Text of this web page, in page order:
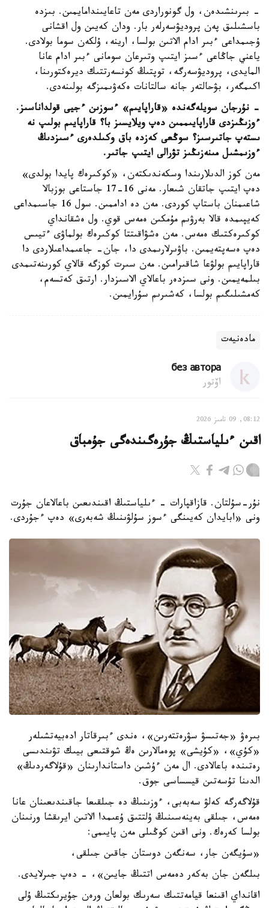
- بىرىنشىدەن، ول گونوراردى مەن تاعايىندامايمىن. بىزدە
باسشىلىق پەن پروديۋسەرلەر بار. ودان كەيىن ول اقشانى
ۇجىمداعى ءبىر ادام الاتىن بولسا، ارينە، ۇلكەن سوما بولادى.
ياعني جاڭاعى ءسىز ايتىپ وتىرعان سومانى ءبىر ادام عانا
المايدى، پروديۋسەرگە، توپتىڭ كونسەرتتىك ديرەكتورىنا،
اكىمگەر، بۋحالتەر جانە سالتانات ەكەۋىمىزگە بولىنەدى.
- نۇرجان سويلەگەندە «قاراپايىم» ءسوزىن ءجيى قولداناسىز.
ءوزىڭىزدى قاراپايىممىن دەپ ويلايسىز با؟ قاراپايىم بولىپ نە
ىستەپ جاتىرسىز؟ سوڭعى كەزدە باق وكىلدەرى ءسىزدىڭ
ءوزىمشىل مىنەزىڭىز تۋرالى ايتىپ جاتىر.
مەن كوز الدىلارىندا وسكەندىكتەن، «كوكىرەك پايدا بولدى»
دەپ ايتىپ جاتقان شىعار. مەنى 16-17 جاستاعى بوزبالا
شاعىمنان باستاپ كوردى. مەن دە اداممىن. سول 16 جاسىمداعى
كەيپىمدە قالا بەرۋىم مۇمكىن ەمەس قوي. ول ەشقانداي
كوكىرەكتىك ەمەس. مەن ەشۋاقىتتا كوكىرەك بولماۋى ءتيىس
دەپ ەسەپتەيمىن. باۋىرلارىمدى دا، جان- جاعىمداعىلاردى دا
قاراپايىم بولۋعا شاقىرامىن. مەن سىرت كوزگە قالاي كورىنەتىمدى
بىلمەيمىن. ونى سىزدەر باعالاي الاسىزدار. ارتىق كەتسەم،
كەمشىلىگىم بولسا، كەشىرىم سۇرايمىن.
مادەنيەت
без автора
اۆتور
08:12, 09 تامىز 2026
اقىن ءىلياستىڭ جۇرەگىندەگى جۇمباق
نۇر-سۇلتان. قازاقپارات - ءىلياستىڭ اقىندىعىن باعالاعان جۇرت
ونى «ابايدان كەيىنگى ءسوز سۇلۋىنىڭ شەبەرى» دەپ ءجۇردى.
بىرەۋ «جەتىسۋ سۋرەتتەرىن»، ەندى ءبىرقاتار ادەبيەتشىلەر
«كۇي»، «كۇيشى» پوەمالارىن ەڭ شوقتىعى بيىك تۋىندىسى
رەتىندە باعالادى. ال مەن ءۇشىن داستاندارىنان «قۇلاگەردىڭ»
الدىنا تۇسەتىن قيسساسى جوق.
قۇلاگەرگە كەلۋ سەبەبى، ءوزىنىڭ دە جىلقىعا جاقىندىعىنان عانا
ەمەس، جىلقى بەينەسىنىڭ ۇلتتىق ۇعىمدا الاتىن ايرىقشا ورنىنان
بولسا كەرەك. ونى اقىن كوڭىلى مەن پايىمى:
«سۇيگەن جار، سەنگەن دوستان جاقىن جىلقى،
بىلگەن جان بەكەر دەمەس اتتىڭ جايىن»، - دەپ جىرلايدى.
اقانداي اقىنعا قيامەتتىك سەرىك بولعان ورەن جۇيرىكتىڭ ۇلى